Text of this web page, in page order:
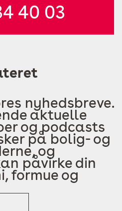
40 03
nyhedsbreve.
aktuelle
og podcasts
på bolig- og
og
påvirke din
formue og